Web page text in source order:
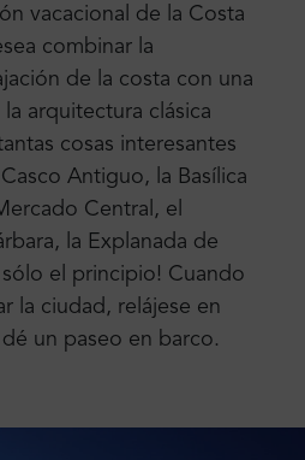
vacacional de la Costa
combinar la
de la costa con una
arquitectura clásica
cosas interesantes
Antiguo, la Basílica
Central, el
la Explanada de
el principio! Cuando
la ciudad, relájese en
un paseo en barco.